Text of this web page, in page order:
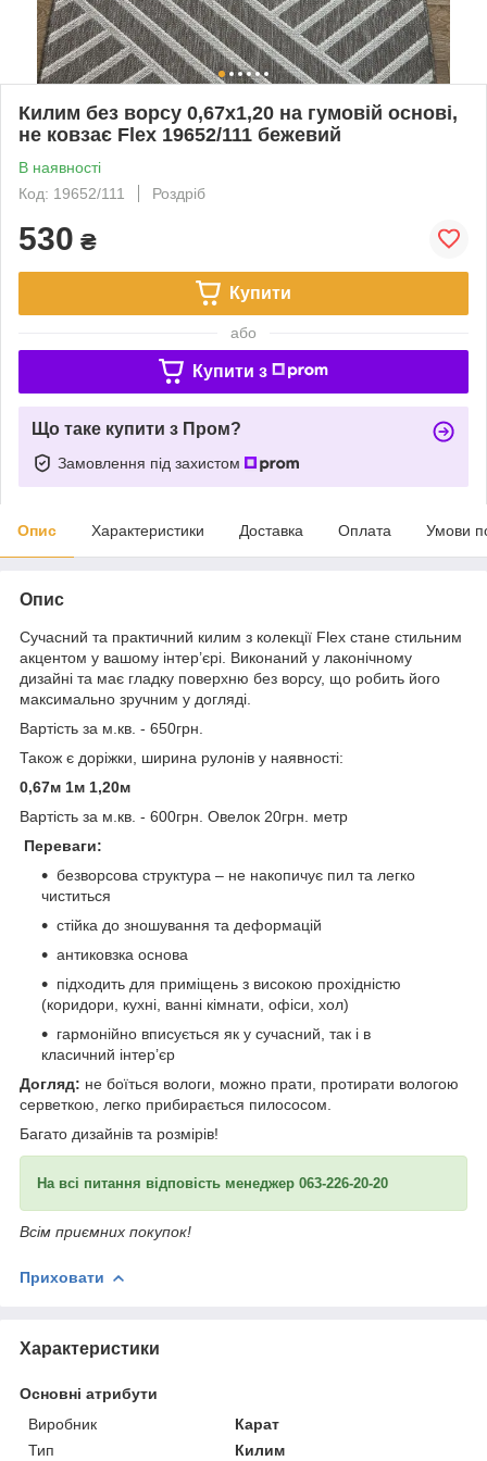
Килим без ворсу 0,67х1,20 на гумовій основі,
не ковзає Flex 19652/111 бежевий
В наявності
Код: 19652/111
Роздріб
530 ₴
Купити
або
Купити з
Що таке купити з Пром?
Замовлення під захистом
Опис Характеристики Доставка Оплата Умови
Опис
Сучасний та практичний килим з колекції Flex стане стильним
акцентом у вашому інтер’єрі. Виконаний у лаконічному
дизайні та має гладку поверхню без ворсу, що робить його
максимально зручним у догляді.
Вартість за м.кв. - 650грн.
Також є доріжки, ширина рулонів у наявності:
0,67м 1м 1,20м
Вартість за м.кв. - 600грн. Овелок 20грн. метр
Переваги:
безворсова структура – не накопичує пил та легко
чиститься
стійка до зношування та деформацій
антиковзка основа
підходить для приміщень з високою прохідністю
(коридори, кухні, ванні кімнати, офіси, хол)
гармонійно вписується як у сучасний, так і в
класичний інтер’єр
Догляд: не боїться вологи, можно прати, протирати вологою
серветкою, легко прибирається пилососом.
Багато дизайнів та розмірів!
На всі питання відповість менеджер 063-226-20-20
Всім приємних покупок!
Приховати
Характеристики
Основні атрибути
Виробник
Карат
Тип
Килим